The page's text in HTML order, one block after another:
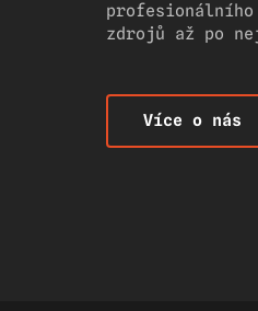
profesionálního
zdrojů až po
Více o nás